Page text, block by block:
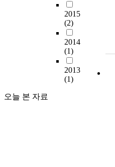
2015
(2)
2014
(1)
2013
(1)
오늘 본 자료